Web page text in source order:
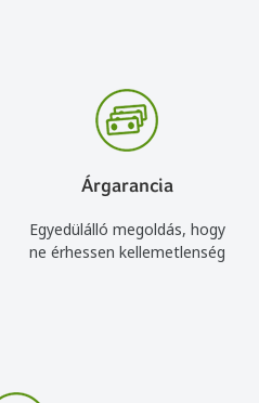
Árgarancia
Egyedülálló megoldás, hogy
ne érhessen kellemetlenség